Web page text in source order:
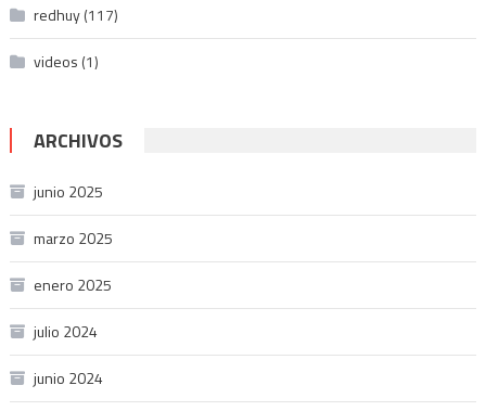
redhuy(117)
videos (1)
ARCHIVOS
junio 2025
marzo 2025
enero 2025
julio 2024
junio 2024